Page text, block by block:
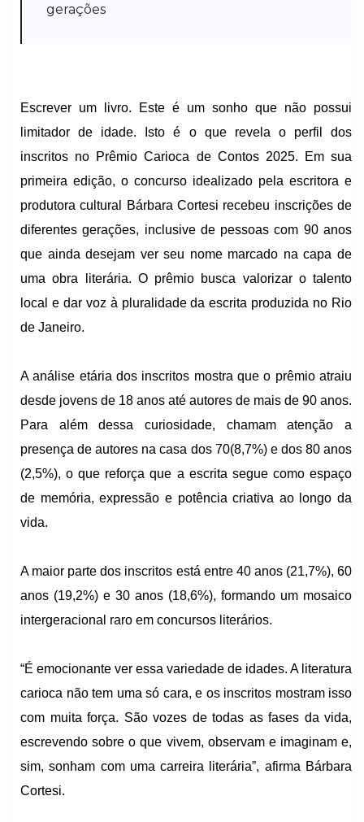
gerações
Escrever um livro. Este é um sonho que não possui
limitador de idade. Isto é o que revela o perfil dos
inscritos no Prêmio Carioca de Contos 2025. Em sua
primeira edição, o concurso idealizado pela escritora e
produtora cultural Bárbara Cortesi recebeu inscrições de
diferentes gerações, inclusive de pessoas com 90 anos
que ainda desejam ver seu nome marcado na capa de
uma obra literária. O prêmio busca valorizar o talento
local e dar voz à pluralidade da escrita produzida no Rio
de Janeiro.
A análise etária dos inscritos mostra que o prêmio atraiu
desde jovens de 18 anos até autores de mais de 90 anos.
Para além dessa curiosidade, chamam atenção a
presença de autores na casa dos 70(8,7%) e dos 80 anos
(2,5%), o que reforça que a escrita segue como espaço
de memória, expressão e potência criativa ao longo da
vida.
A maior parte dos inscritos está entre 40 anos (21,7%), 60
anos (19,2%) e 30 anos (18,6%), formando um mosaico
intergeracional raro em concursos literários.
“É emocionante ver essa variedade de idades. A literatura
carioca não tem uma só cara, e os inscritos mostram isso
com muita força. São vozes de todas as fases da vida,
escrevendo sobre o que vivem, observam e imaginam e,
sim, sonham com uma carreira literária”, afirma Bárbara
Cortesi.